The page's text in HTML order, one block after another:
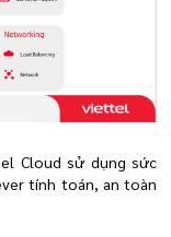
Cloud sử dụng sức
tính toán, an toàn